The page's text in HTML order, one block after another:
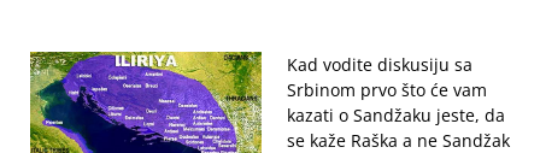
Kad vodite diskusiju sa
Srbinom prvo što će vam
kazati o Sandžaku jeste, da
se kaže Raška a ne Sandžak